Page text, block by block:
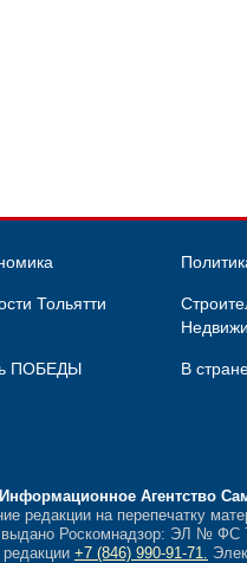
Тольятти
ПОБЕДЫ В
Агентство
редакции на перепечатку
выдано Роскомнадзор: ЭЛ № ФС
+7 (846) 990-91-71.